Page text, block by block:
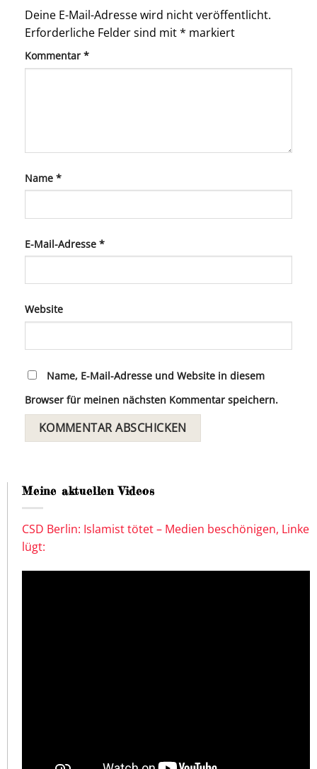
Deine E-Mail-Adresse wird nicht veröffentlicht.
Erforderliche Felder sind mit* markiert
Kommentar *
Name *
E-Mail-Adresse *
Website
Name, E-Mail-Adresse und Website in diesem
Browser für meinen nächsten Kommentar speichern.
Meine aktuellen Videos
CSD Berlin: Islamist tötet – Medien beschönigen, Linke
lügt: